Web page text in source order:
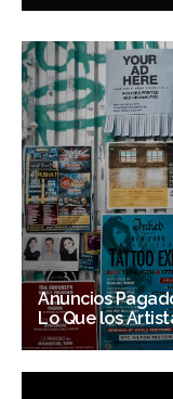
Anuncios
Lo Que los